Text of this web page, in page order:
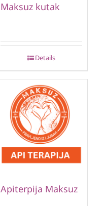
Maksuz kutak
Details
Apiterpija Maksuz